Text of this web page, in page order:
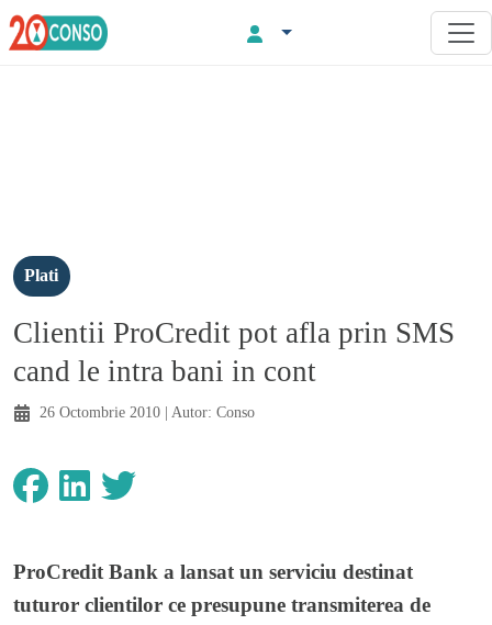
Plati
Clientii ProCredit pot afla prin SMS
cand le intra bani in cont
26 Octombrie 2010 | Autor: Conso
ProCredit Bank a lansat un serviciu destinat
tuturor clientilor ce presupune transmiterea de